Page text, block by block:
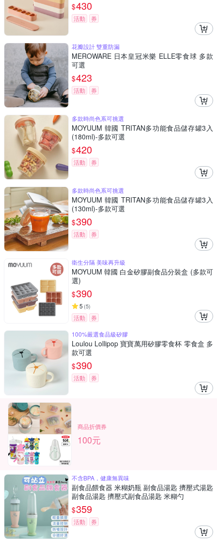
$430
活動 券
花瓣設計 雙重防漏
MEROWARE 日本皇冠米樂 ELLE零食球 多款
可選
$423
活動 券
多款時尚色系可挑選
MOYUUM 韓國 TRITAN多功能食品儲存罐3入
(180ml)-多款可選
$420
活動 券
多款時尚色系可挑選
MOYUUM 韓國 TRITAN多功能食品儲存罐3入
(130ml)-多款可選
$390
活動 券
衛生分隔 美味再升級
MOYUUM 韓國 白金矽膠副食品分裝盒 (多款可
選)
$390
5 (5)
活動
券
100%嚴選食品級矽膠
Loulou Lollipop 寶寶萬用矽膠零食杯 零食盒 多
款可選
$390
活動 券
商品折價券
100元
不含BPA，健康無異味
副食品餵食器 米糊奶瓶 副食品湯匙 擠壓式湯匙
副食品湯匙 擠壓式副食品湯匙 米糊勺
$359
活動 券